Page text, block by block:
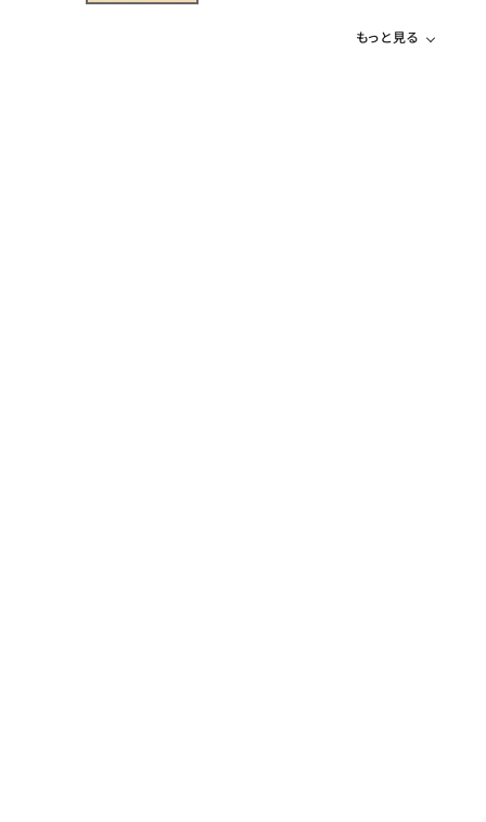
もっと見る